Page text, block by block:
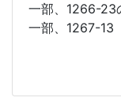
一部、1266-23
一部、1267-13